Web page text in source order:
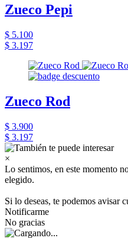
Zueco Pepi
$ 5.100
$ 3.197
Zueco Rod
$ 3.900
$ 3.197
×
Lo sentimos, en este momento
elegido.
Si lo deseas, te podemos avisar
Notificarme
No gracias